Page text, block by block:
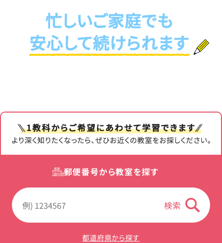
郵便番号から教室を探す
検索
都道府県から探す